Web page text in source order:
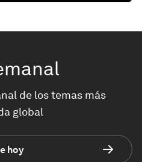
de los temas más
global
hoy